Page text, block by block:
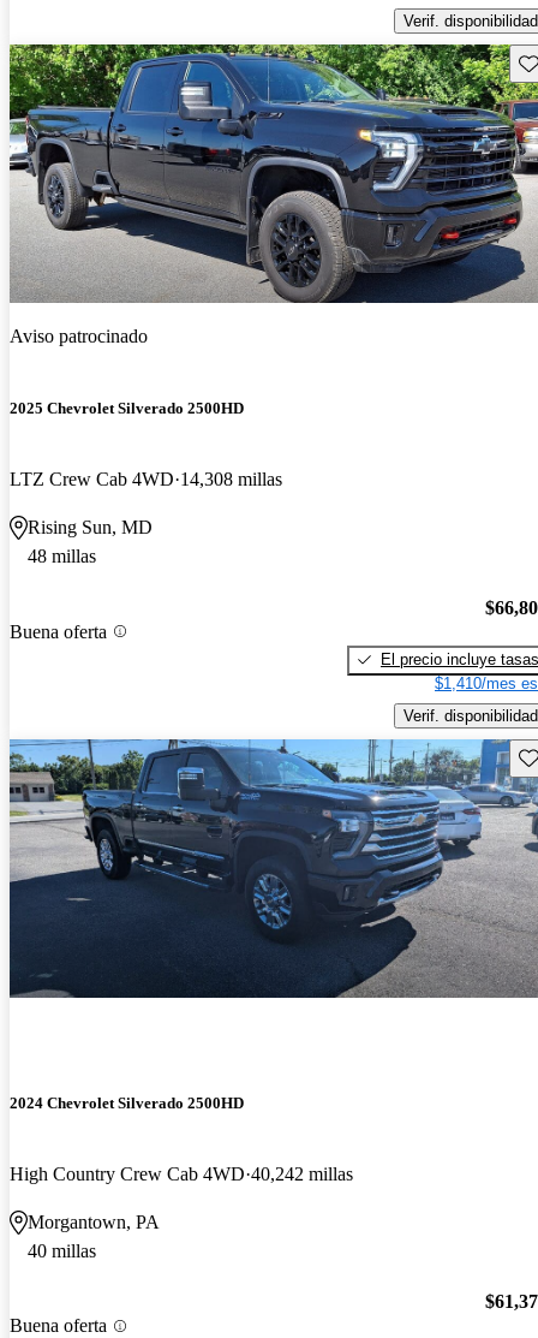
Verif. disponibilidad
Aviso patrocinado
2025 Chevrolet Silverado 2500HD
LTZ Crew Cab 4WD 14,308 millas
Rising Sun, MD
48 millas
Buena oferta
El precio incluye tasas
$1,410/mes
Verif. disponibilidad
2024 Chevrolet Silverado 2500HD
High Country Crew Cab 4WD 40,242 millas
Morgantown, PA
40 millas
Buena oferta